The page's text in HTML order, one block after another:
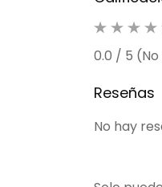
0.0 / 5
Reseñas
No hay